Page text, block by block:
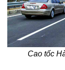
Cao tốc